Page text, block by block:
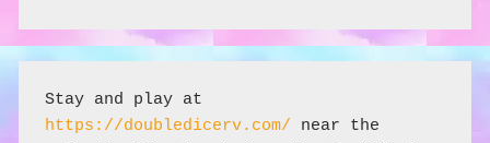
https://doubledicerv.com/ near the